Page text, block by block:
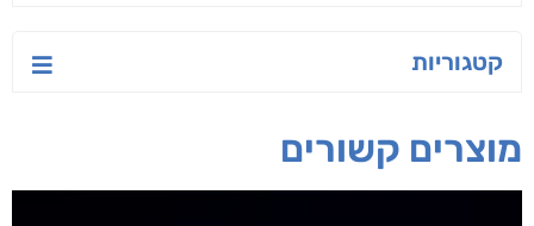
קטגוריות
מוצרים קשורים